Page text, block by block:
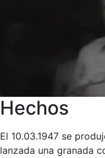
Hechos
El 10.03.1947 se
lanzada una granada